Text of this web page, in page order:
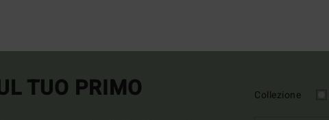
TUO PRIMO Collezione